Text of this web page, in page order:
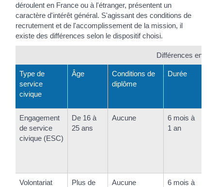
déroulent en France ou à l'étranger, présentent un
caractère d'intérêt général. S'agissant des conditions de
recrutement et de l'accomplissement de la mission, il
existe des différences selon le dispositif choisi.
Différences entre
Type de
service
civique
Âge
Conditions de
diplôme
Durée
Engagement
de service
civique (ESC)
De 16 à
25 ans
Aucune
6 mois à
1 an
Volontariat
Plus de
Aucune
6 mois à